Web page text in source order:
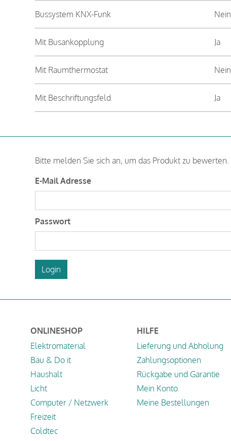
Bussystem KNX-Funk Nein
Mit Busankopplung Ja
Mit Raumthermostat Nein
Mit Beschriftungsfeld Ja
Bitte melden Sie sich an, um das Produkt zu bewerten.
E-Mail Adresse
Passwort
Login
ONLINESHOP
Elektromaterial
Bau & Do it
Haushalt
Licht
Computer / Netzwerk
Freizeit
Coldtec
HILFE
Lieferung und Abholung
Zahlungsoptionen
Rückgabe und Garantie
Mein Konto
Meine Bestellungen